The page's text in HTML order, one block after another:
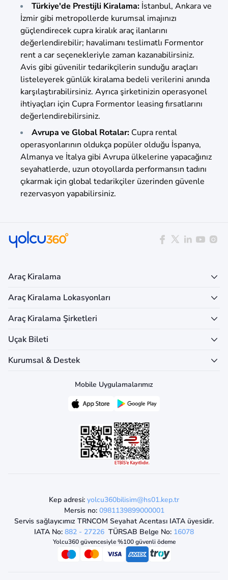
Türkiye'de Prestijli Kiralama: İstanbul, Ankara ve
İzmir gibi metropollerde kurumsal imajınızı
güçlendirecek cupra kiralık araç ilanlarını
değerlendirebilir; havalimanı teslimatlı Formentor
rent a car seçenekleriyle zaman kazanabilirsiniz.
Avis gibi güvenilir tedarikçilerin sunduğu araçları
listeleyerek günlük kiralama bedeli verilerini anında
karşılaştırabilirsiniz. Ayrıca şirketinizin operasyonel
ihtiyaçları için Cupra Formentor leasing fırsatlarını
değerlendirebilirsiniz.
Avrupa ve Global Rotalar: Cupra rental
operasyonlarının oldukça popüler olduğu İspanya,
Almanya ve İtalya gibi Avrupa ülkelerine yapacağınız
seyahatlerde, uzun otoyollarda performansın tadını
çıkarmak için global tedarikçiler üzerinden güvenle
rezervasyon yapabilirsiniz.
Araç Kiralama
Araç Kiralama Lokasyonları
Araç Kiralama Şirketleri
Uçak Bileti
Kurumsal & Destek
Mobile Uygulamalarımız
Kep adresi: yolcu360bilisim@hs01.kep.tr
Mersis no: 0981139899000001
Servis sağlayıcımız TRNCOM Seyahat Acentası IATA üyesidir.
IATA No: 882 - 27226 TÜRSAB Belge No: 16078
Yolcu360 güvencesiyle %100 güvenli ödeme